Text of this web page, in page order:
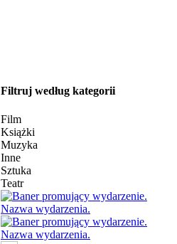
Filtruj według kategorii
Film
Książki
Muzyka
Inne
Sztuka
Teatr